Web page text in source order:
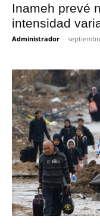
Inameh prevé
intensidad
Administrador -